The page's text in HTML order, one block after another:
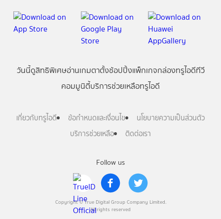
Follow us
Copyright © True Digital Group Company Limited.
All rights reserved
วันนี้ดูสิทธิพิเศษอ่านเกมตาตั้งช้อปปิ้งแพ็กเกจกล่องทรูไอดีทีวี
คอมมูนิตี้บริการช่วยเหลือทรูไอดี
เกี่ยวกับทรูไอดี ข้อกำหนดและเงื่อนไข
นโยบายความเป็นส่วนตัว
บริการช่วยเหลือ
ติดต่อเรา